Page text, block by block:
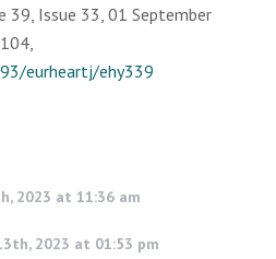
39, Issue 33, 01 September
eurheartj/ehy339
2023 at 11:36 am
2023 at 01:53 pm